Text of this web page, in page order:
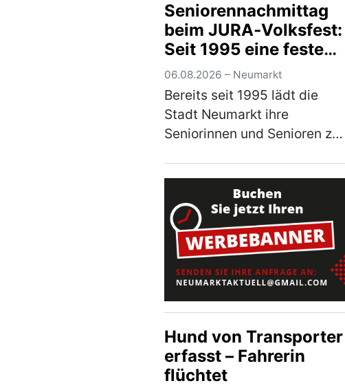
Donnerstagabend die
Kontrolle über seinen Pkw.
Der Mann war auf der
Staatsstraße 2660 von
Neumar…(mehr)
Seniorennachmittag
beim JURA‑Volksfest:
Seit 1995 eine feste
Tradition in Neumarkt
06.08.2026 – Neumarkt
Bereits seit 1995 lädt die
Stadt Neumarkt ihre
Seniorinnen und Senioren zu
JURA‑Volksfest ein. Am
Mittwoch, den 12. August
2026, ist es ab 12 Uhr wieder
so weit. Er…(mehr)
Hund von Transporter
erfasst – Fahrerin
flüchtet